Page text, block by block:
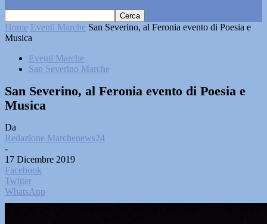
Home Eventi Marche San Severino, al Feronia evento di Poesia e
Musica
Eventi Marche
San Severino Marche
San Severino, al Feronia evento di Poesia e
Musica
Da
Redazione Marchenews24
-
17 Dicembre 2019
Facebook
Twitter
WhatsApp